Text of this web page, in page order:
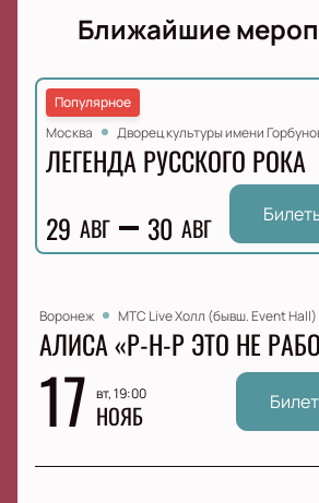
Ближайшие
Популярное
Москва
Дворец культуры имени
ЛЕГЕНДА РУССКОГО РОКА
29 АВГ 30 АВГ
Воронеж МТС Live Холл (бывш. Event Hall)
АЛИСА «Р-Н-Р ЭТО НЕ
17 вт, 19:00
НОЯБ